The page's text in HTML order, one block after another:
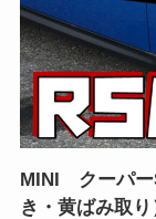
MINI クーパー
き・黄ばみ取り